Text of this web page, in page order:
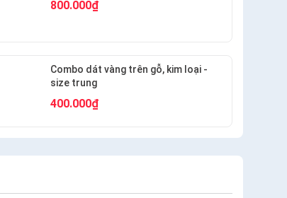
800.000₫
Combo dát vàng trên gỗ, kim loại -
size trung
400.000₫